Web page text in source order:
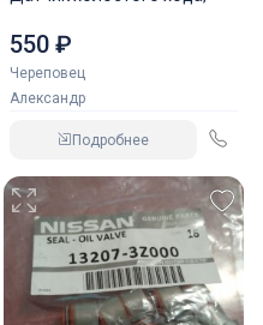
550 ₽
Череповец
Александр
Подробнее